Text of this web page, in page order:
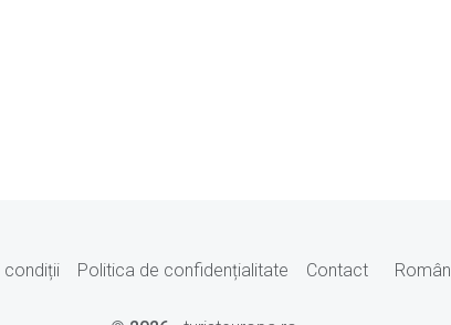
condiții Politica de confidențialitate Contact